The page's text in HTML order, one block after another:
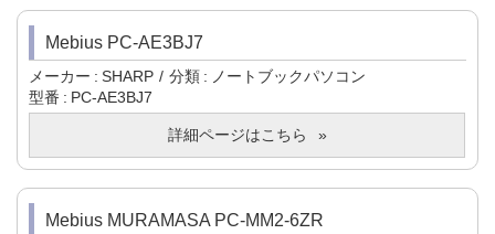
Mebius PC-AE3BJ7
メーカー SHARP 分類
ノートブックパソコン
型番
PC-AE3BJ7
詳細ページはこちら
Mebius MURAMASA PC-MM2-6ZR